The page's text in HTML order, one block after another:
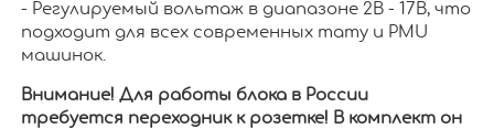
- Регулируемый вольтаж в диапазоне 2В - 17В, что
подходит для всех современных тату и PMU
машинок.
Внимание! Для работы блока в России
требуется переходник к розетке! В комплект он